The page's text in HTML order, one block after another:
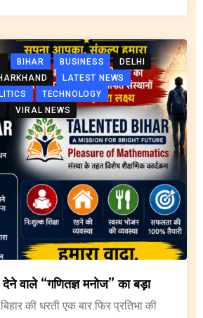
BIHAR BUSINESS
DELHI
LATEST NEWS
TECHNOLOGY
VIRAL NEWS
वाले “गणितज्ञ मनोज” का बड़ा
की धरती एक बार फिर प्रतिभा की